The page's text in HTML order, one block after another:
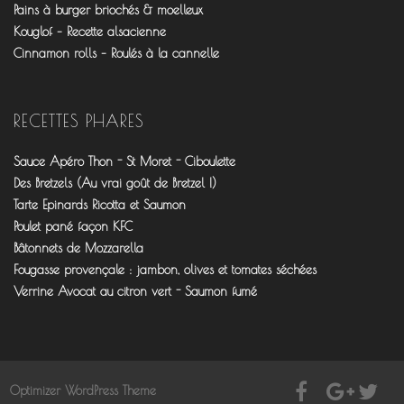
Pains à burger briochés & moelleux
Kouglof – Recette alsacienne
Cinnamon rolls – Roulés à la cannelle
RECETTES PHARES
Sauce Apéro Thon - St Moret - Ciboulette
Des Bretzels (Au vrai goût de Bretzel !)
Tarte Epinards Ricotta et Saumon
Poulet pané façon KFC
Bâtonnets de Mozzarella
Fougasse provençale : jambon, olives et tomates séchées
Verrine Avocat au citron vert - Saumon fumé
Optimizer WordPress Theme